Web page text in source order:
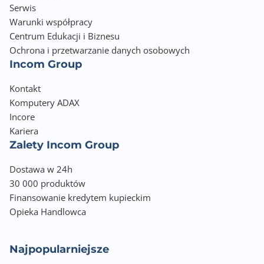
Serwis
Warunki współpracy
Centrum Edukacji i Biznesu
Ochrona i przetwarzanie danych osobowych
Incom Group
Kontakt
Komputery ADAX
Incore
Kariera
Zalety Incom Group
Dostawa w 24h
30 000 produktów
Finansowanie kredytem kupieckim
Opieka Handlowca
Najpopularniejsze